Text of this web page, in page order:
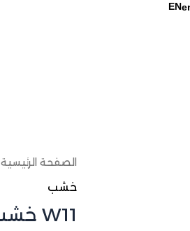
EN
الصفحة الرئيسية
خشب
W11 خشب الصاج الطبيعي